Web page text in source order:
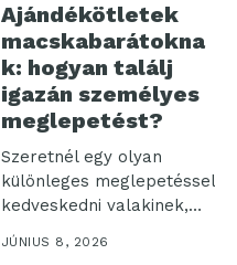
Ajándékötletek
macskabarátokna
k: hogyan találj
igazán személyes
meglepetést?
Szeretnél egy olyan
különleges meglepetéssel
kedveskedni valakinek,
aki rajong a cicákért?
JÚNIUS 8, 2026